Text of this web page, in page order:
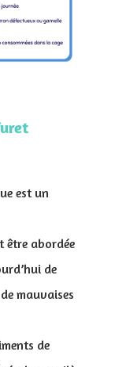
est un
être abordée
de
mauvaises
de